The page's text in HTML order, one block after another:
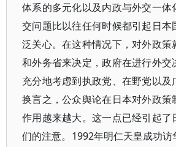
体系的多元化以及内政与外交一体
交问题比以往任何时候都引起日本
泛关心。在这种情况下，对外政策
和外务省来决定，政府在进行外交
充分地考虑到执政党、在野党以及
换言之，公众舆论在日本对外政策
作用越来越大。这一点已经引起了
们的注意。1992年明仁天皇成功